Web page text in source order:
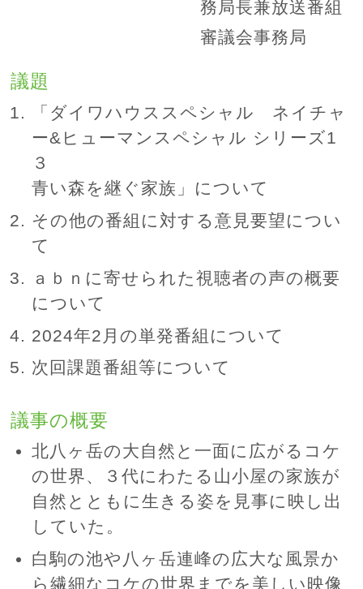
務局長兼放送番組
審議会事務局
議題
「ダイワハウススペシャル ネイチャ
ー&ヒューマンスペシャル シリーズ1
３
青い森を継ぐ家族」について
その他の番組に対する意見要望につい
て
ａｂｎに寄せられた視聴者の声の概要
について
2024年2月の単発番組について
次回課題番組等について
議事の概要
北八ヶ岳の大自然と一面に広がるコケ
の世界、３代にわたる山小屋の家族が
自然とともに生きる姿を見事に映し出
していた。
白駒の池や八ヶ岳連峰の広大な風景か
ら繊細なコケの世界までを美しい映像